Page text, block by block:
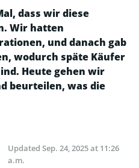
dass wir diese
Wir hatten
und danach gab
wodurch späte Käufer
Heute gehen wir
beurteilen, was die
Updated Sep. 24, 2025 at 11:26
a.m.